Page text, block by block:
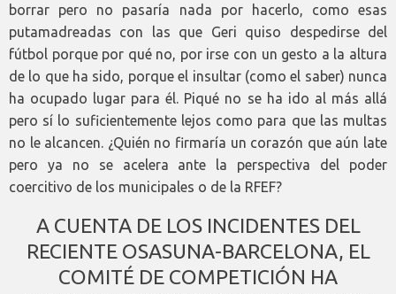
borrar pero no pasaría nada por hacerlo, como esas
putamadreadas con las que Geri quiso despedirse del
fútbol porque por qué no, por irse con un gesto a la altura
de lo que ha sido, porque el insultar (como el saber) nunca
ha ocupado lugar para él. Piqué no se ha ido al más allá
pero sí lo suficientemente lejos como para que las multas
no le alcancen. ¿Quién no firmaría un corazón que aún late
pero ya no se acelera ante la perspectiva del poder
coercitivo de los municipales o de la RFEF?
A CUENTA DE LOS INCIDENTES DEL
RECIENTE OSASUNA-BARCELONA, EL
COMITÉ DE COMPETICIÓN HA